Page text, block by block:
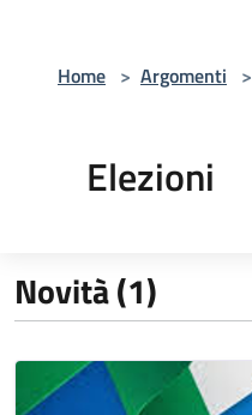
Home > Argomenti >
Elezioni
Novità (1)